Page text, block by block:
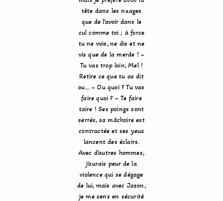
tête dans les nuages
que de l’avoir dans le
cul comme toi ; à force
tu ne vois, ne dis et ne
vis que de la merde ! –
Tu vas trop loin, Mel !
Retire ce que tu as dit
ou… – Ou quoi ? Tu vas
faire quoi ? – Te faire
taire ! Ses poings sont
serrés, sa mâchoire est
contractée et ses yeux
lancent des éclairs.
Avec d’autres hommes,
j’aurais peur de la
violence qui se dégage
de lui, mais avec Jason,
je me sens en sécurité